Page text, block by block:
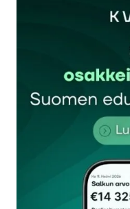
kentät on merkitty*
Kommentti*